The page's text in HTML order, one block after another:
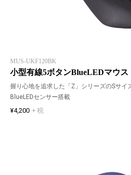
MUS-UKF120BK
小型有線5ボタンBlueLEDマウ
握り心地を追求した「Z」シリーズのSサイ
BlueLEDセンサー搭載
¥4,200 + 税